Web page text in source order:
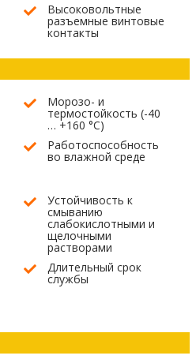
Высоковольтные
разъемные винтовые
контакты
Морозо- и
термостойкость (-40
… +160 °С)
Работоспособность
во влажной среде
Устойчивость к
смыванию
слабокислотными и
щелочными
растворами
Длительный срок
службы